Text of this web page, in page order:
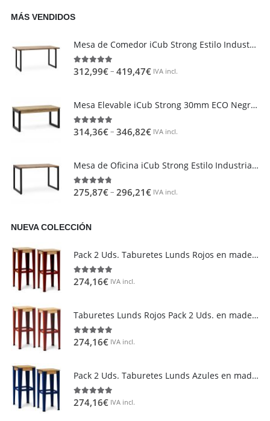
MÁS VENDIDOS
Mesa de Comedor iCub Strong Estilo Industrial Vintage metal en Negro
4.95out of 5
312,99€– 419,47€ IVA incl.
Mesa Elevable iCub Strong 30mm ECO Negra en madera maciza de pino acabado vintage estilo industrial Box Furniture
4.85 out of 5
314,36€– 346,82€ IVA incl.
Mesa de Oficina iCub Strong Estilo Industrial Vintage metal en Negro
4.73 out of 5
275,87€– 296,21€ IVA incl.
NUEVA COLECCIÓN
Pack 2 Uds. Taburetes Lunds Rojos en madera maciza de pino acabado vintage estilo industrial Box Furniture
5.00 out of 5
274,16€ IVA incl.
Taburetes Lunds Rojos Pack 2 Uds. en madera maciza de pino acabado Natural Box Furniture
5.00 out of 5
274,16€ IVA incl.
Pack 2 Uds. Taburetes Lunds Azules en madera maciza de pino acabado vintage estilo industrial Box Furniture
5.00 out of 5
274,16€ IVA incl.
Área de clientes
Mi Cuenta
Mi lista de deseos
Atención al cliente
Condiciones de transporte
Devoluciones y reembolsos
Aviso Legal y política de privacidad
FAQ´s
Atención al Cliente